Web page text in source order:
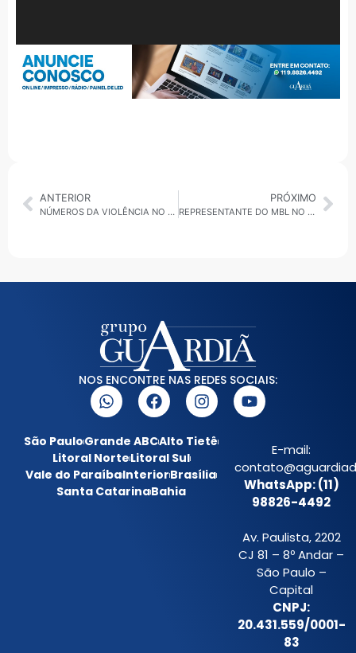
ANTERIOR
NÚMEROS DA VIOLÊNCIA NO RIO DE JANEIRO
PRÓXIMO
REPRESENTANTE DO MBL NO GRANDE ABC MARCIO COLOMBO DISCORRE SOBRE SUA AGENDA POLÍTICA PARA 2020
NOS ENCONTRE NAS REDES SOCIAIS:
São PauloGrande ABCAlto Tietê
Litoral NorteLitoral Sul
Vale do ParaíbaInteriorBrasília
Santa CatarinaBahia
E-mail:
WhatsApp: (11)
98826-4492
Av. Paulista, 2202
CJ 81 – 8º Andar –
São Paulo –
Capital
CNPJ:
20.431.559/0001-
83